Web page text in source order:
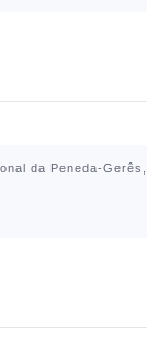
da Peneda-Gerês